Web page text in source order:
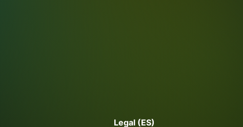
Legal (ES)